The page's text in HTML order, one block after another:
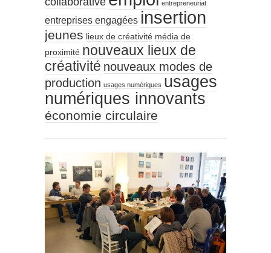
entrepreneuriat
entreprises engagées insertion
jeunes lieux de créativité média de
proximité nouveaux lieux de
créativité nouveaux modes de
production usages numériques usages
numériques innovants
économie circulaire